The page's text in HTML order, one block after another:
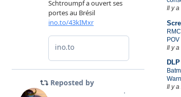
Il y a
POV
Il y a
Il y a